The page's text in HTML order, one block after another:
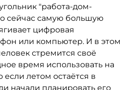
"работа-дом-
сейчас самую большую
цифровая
или компьютер. И в этом
стремится своё
время использовать на
летом остаётся в
начали планировать его